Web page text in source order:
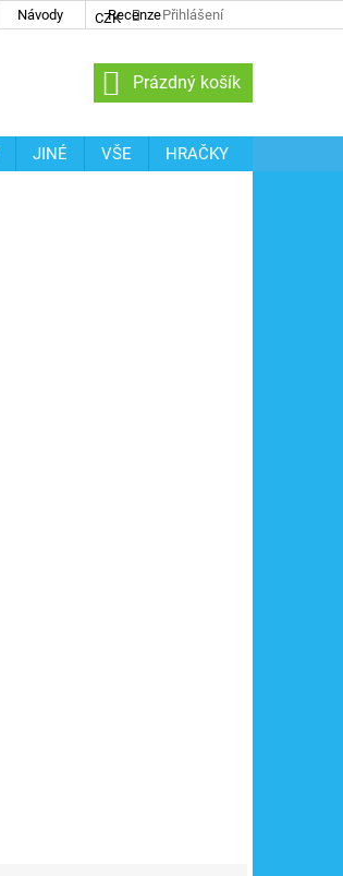
Návody Recenze
CZK Přihlášení
NÁKUPNÍ
KOŠÍK
Prázdný košík
JINÉ VŠE
HRAČKY